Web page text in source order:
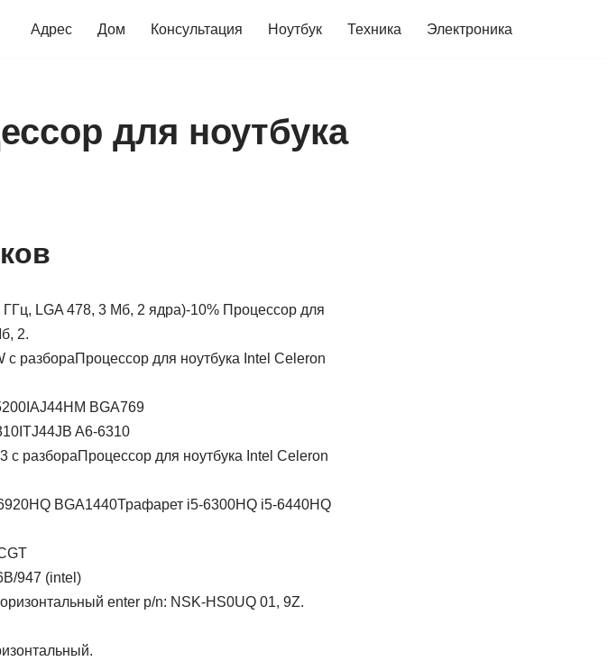
Адрес Дом Консультация Ноутбук Техника Электроника
для ноутбука
-10% Процессор для
2.
Процессор для ноутбука Intel Celeron
BGA769
A6-6310
Процессор для ноутбука Intel Celeron
Трафарет i5-6300HQ i5-6440HQ
947 (intel)